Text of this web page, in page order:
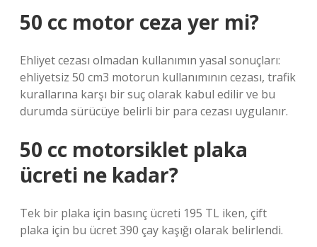
50 cc motor ceza yer mi?
Ehliyet cezası olmadan kullanımın yasal sonuçları:
ehliyetsiz 50 cm3 motorun kullanımının cezası, trafik
kurallarına karşı bir suç olarak kabul edilir ve bu
durumda sürücüye belirli bir para cezası uygulanır.
50 cc motorsiklet plaka
ücreti ne kadar?
Tek bir plaka için basınç ücreti 195 TL iken, çift
plaka için bu ücret 390 çay kaşığı olarak belirlendi.